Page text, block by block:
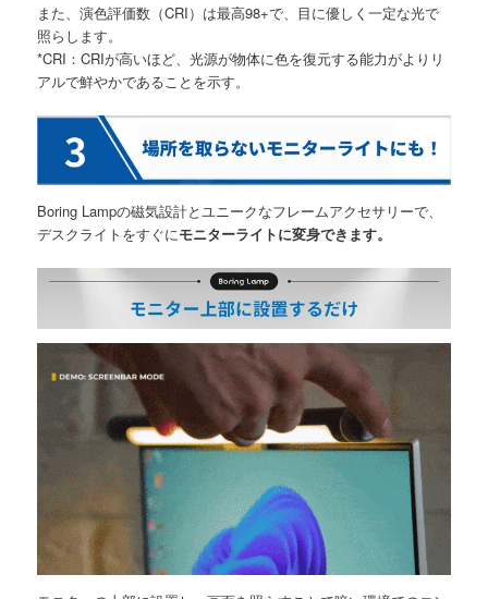
また、演色評価数（CRI）は最高98+で、目に優しく一定な光で
照らします。
*CRI：CRIが高いほど、光源が物体に色を復元する能力がよりリ
アルで鮮やかであることを示す。
Boring Lampの磁気設計とユニークなフレームアクセサリーで、
デスクライトをすぐにモニターライトに変身できます。